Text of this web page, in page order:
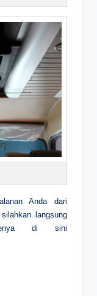
Anda dari
langsung
di sini